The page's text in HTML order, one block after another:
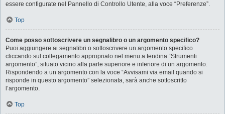
essere configurate nel Pannello di Controllo Utente, alla voce “Preferenze”.
Top
Come posso sottoscrivere un segnalibro o un argomento specifico?
Puoi aggiungere ai segnalibri o sottoscrivere un argomento specifico
cliccando sul collegamento appropriato nel menu a tendina “Strumenti
argomento”, situato vicino alla parte superiore e inferiore di un argomento.
Rispondendo a un argomento con la voce “Avvisami via email quando si
risponde in questo argomento” selezionata, sarà anche sottoscritto
l’argomento.
Top